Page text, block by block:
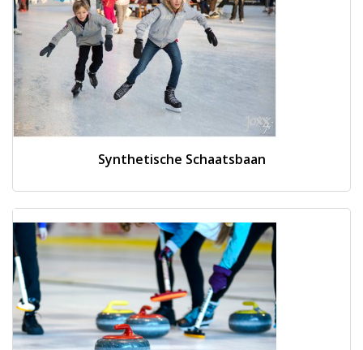
Synthetische Schaatsbaan